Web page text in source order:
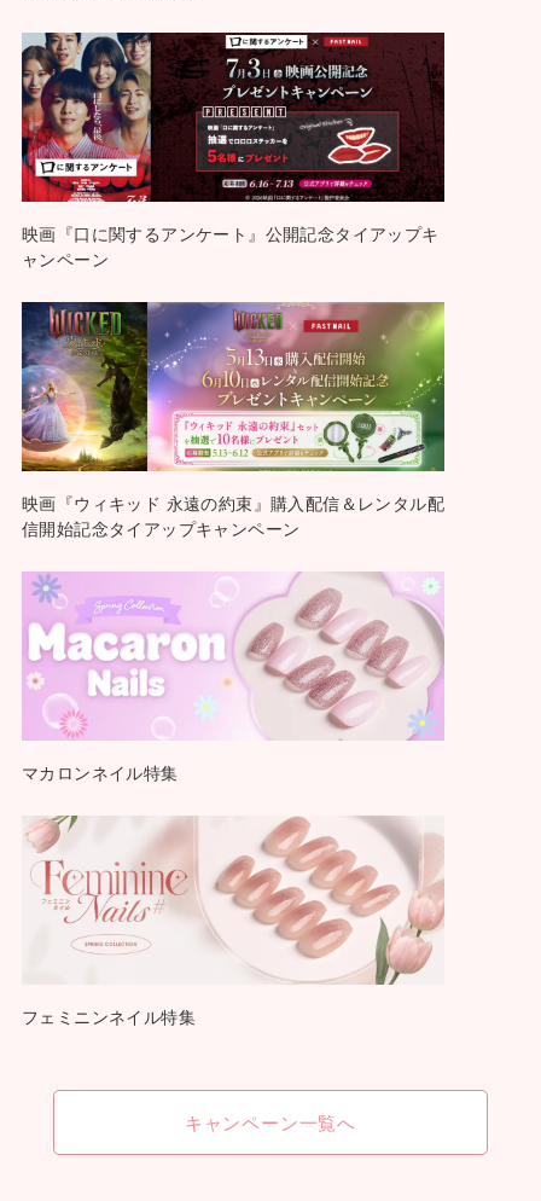
映画『口に関するアンケート』公開記念タイアップキ
ャンペーン
映画『ウィキッド 永遠の約束』購入配信＆レンタル配
信開始記念タイアップキャンペーン
マカロンネイル特集
フェミニンネイル特集
キャンペーン一覧へ